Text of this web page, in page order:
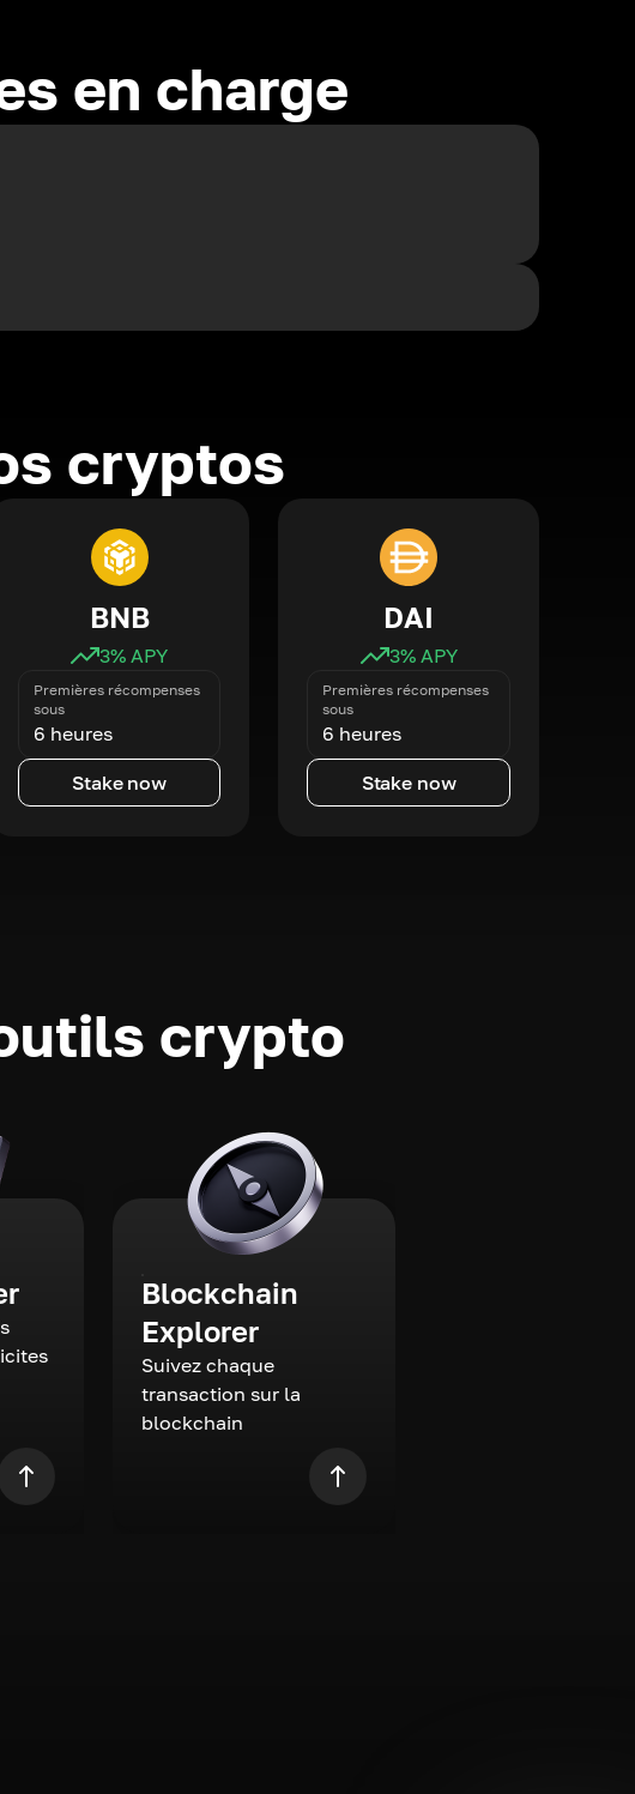
en charge
cryptos
BNB
3% APY
Premières récompenses
sous
6 heures
Stake now
DAI
3% APY
Premières récompenses
sous
6 heures
Stake now
crypto
Blockchain
Explorer
Suivez chaque
transaction sur la
blockchain